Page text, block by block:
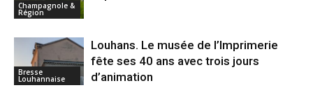
Champagnole &
Région
Bresse
Louhannaise
Louhans. Le musée de l’Imprimerie
fête ses 40 ans avec trois jours
d’animation